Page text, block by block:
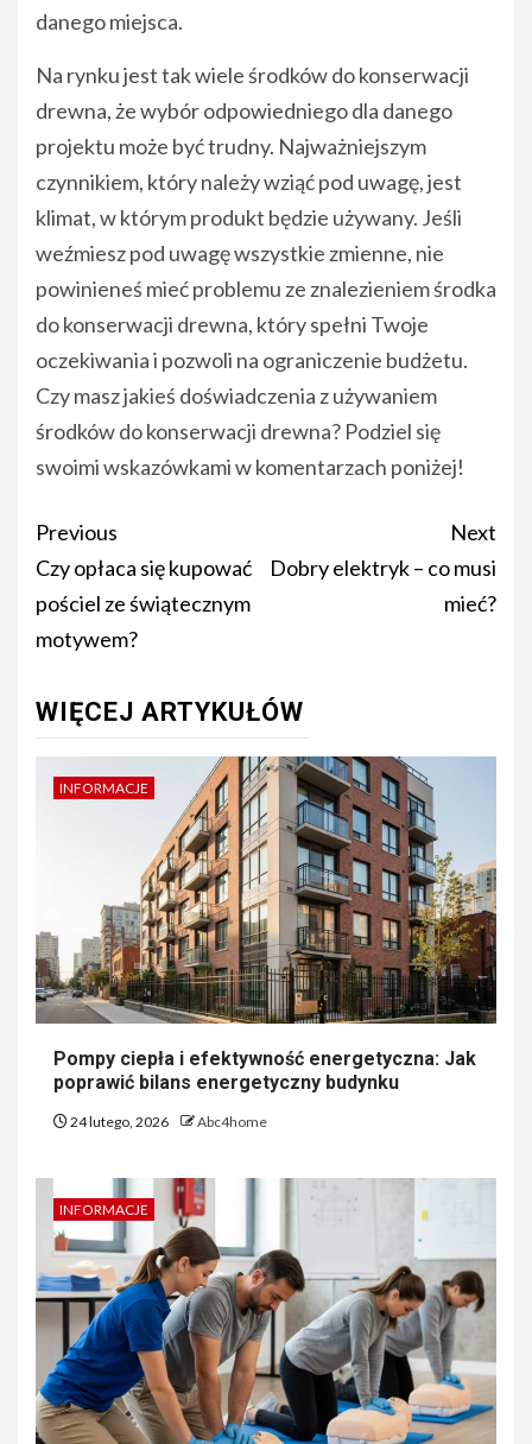
danego miejsca.
Na rynku jest tak wiele środków do konserwacji
drewna, że wybór odpowiedniego dla danego
projektu może być trudny. Najważniejszym
czynnikiem, który należy wziąć pod uwagę, jest
klimat, w którym produkt będzie używany. Jeśli
weźmiesz pod uwagę wszystkie zmienne, nie
powinieneś mieć problemu ze znalezieniem środka
do konserwacji drewna, który spełni Twoje
oczekiwania i pozwoli na ograniczenie budżetu.
Czy masz jakieś doświadczenia z używaniem
środków do konserwacji drewna? Podziel się
swoimi wskazówkami w komentarzach poniżej!
Post
navigation
Previous
Czy opłaca się kupować
pościel ze świątecznym
motywem?
Next
Dobry elektryk – co musi
mieć?
WIĘCEJ ARTYKUŁÓW
INFORMACJE
Pompy ciepła i efektywność energetyczna: Jak
poprawić bilans energetyczny budynku
24 lutego, 2026 Abc4home
INFORMACJE